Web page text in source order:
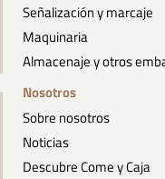
Señalización y marcaje
Maquinaria
Almacenaje y otros
Nosotros
Sobre nosotros
Noticias
Descubre Come y Caja